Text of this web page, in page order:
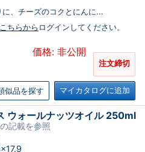
、チーズのコクとにんに...
こちらから ログインしてください。
価格: 非公開
注文締切
似品を探す マイカタログに追加
ウォールナッツオイル 250ml
記載を参照